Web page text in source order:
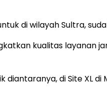
di wilayah Sultra,
kualitas layanan
di Site XL di